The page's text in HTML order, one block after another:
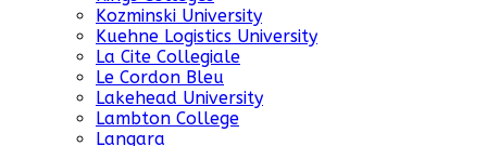
Kozminski University
Kuehne Logistics University
La Cite Collegiale
Le Cordon Bleu
Lakehead University
Lambton College
Langara